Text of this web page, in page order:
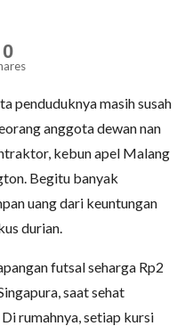
0
penduduknya masih susah
anggota dewan nan
kebun apel Malang
Begitu banyak
uang dari keuntungan
durian.
futsal seharga Rp2
saat sehat
rumahnya, setiap kursi